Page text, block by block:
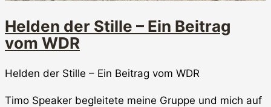
Helden der Stille – Ein Beitrag
vom WDR
Helden der Stille – Ein Beitrag vom WDR
Timo Speaker begleitete meine Gruppe und mich auf